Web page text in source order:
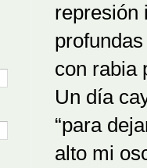
represión
con rabia
Un día
“para
alto mi